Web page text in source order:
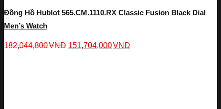
Đồng Hồ Hublot 565.CM.1110.RX Classic Fusion Black Dial
Men’s Watch
182,044,800VNĐ 151,704,000VNĐ